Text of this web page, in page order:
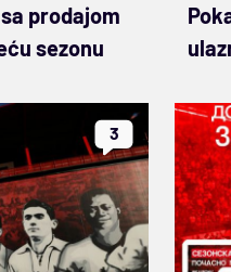
prodajom
sezonu
3